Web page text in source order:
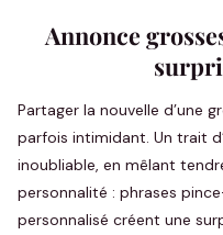
Annonce
Partager la nouvelle d’une
parfois intimidant. Un trait
inoubliable, en mêlant
personnalité : phrases
personnalisé créent une